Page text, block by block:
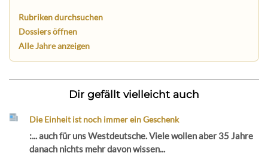
Rubriken durchsuchen
Dossiers öffnen
Alle Jahre anzeigen
Dir gefällt vielleicht auch
Die Einheit ist noch immer ein Geschenk
:... auch für uns Westdeutsche. Viele wollen aber 35 Jahre
danach nichts mehr davon wissen...